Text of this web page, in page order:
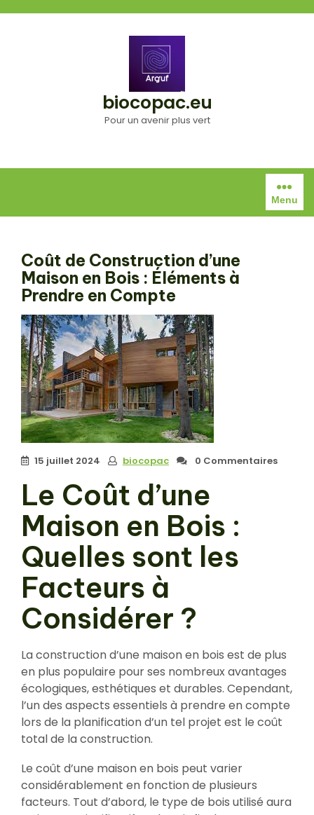
biocopac.eu
Pour un avenir plus vert
Menu
Coût de Construction d’une
Maison en Bois : Éléments à
Prendre en Compte
15 juillet 2024 biocopac 0 Commentaires
Le Coût d’une
Maison en Bois :
Quelles sont les
Facteurs à
Considérer ?
La construction d’une maison en bois est de plus
en plus populaire pour ses nombreux avantages
écologiques, esthétiques et durables. Cependant,
l’un des aspects essentiels à prendre en compte
lors de la planification d’un tel projet est le coût
total de la construction.
Le coût d’une maison en bois peut varier
considérablement en fonction de plusieurs
facteurs. Tout d’abord, le type de bois utilisé aura